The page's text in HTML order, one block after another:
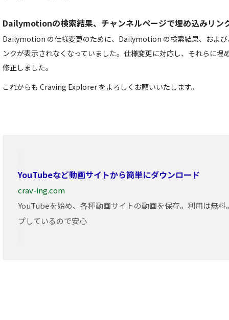
Dailymotionの検索結果、チャンネルページで埋め込みリン
Dailymotion の仕様変更のために、Dailymotion の検索結果、および
ンクが表示されなくなっていました。仕様変更に対応し、それらに埋
修正しました。
これからも Craving Explorer をよろしくお願いいたします。
YouTubeなど動画サイトから簡単にダウンロード
crav-ing.com
YouTubeを始め、各種動画サイトの動画を保存。利用は無
プしているので安心